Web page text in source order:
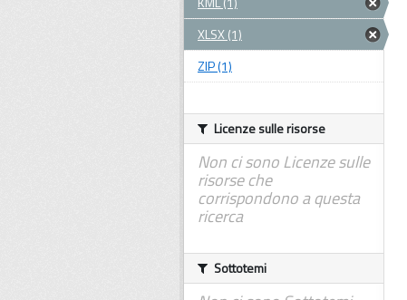
XLSX (1)
ZIP (1)
Licenze sulle risorse
Non ci sono Licenze sulle
risorse che
corrispondono a questa
ricerca
Sottotemi